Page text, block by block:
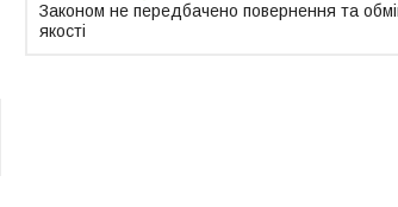
Законом не передбачено повернення та
якості